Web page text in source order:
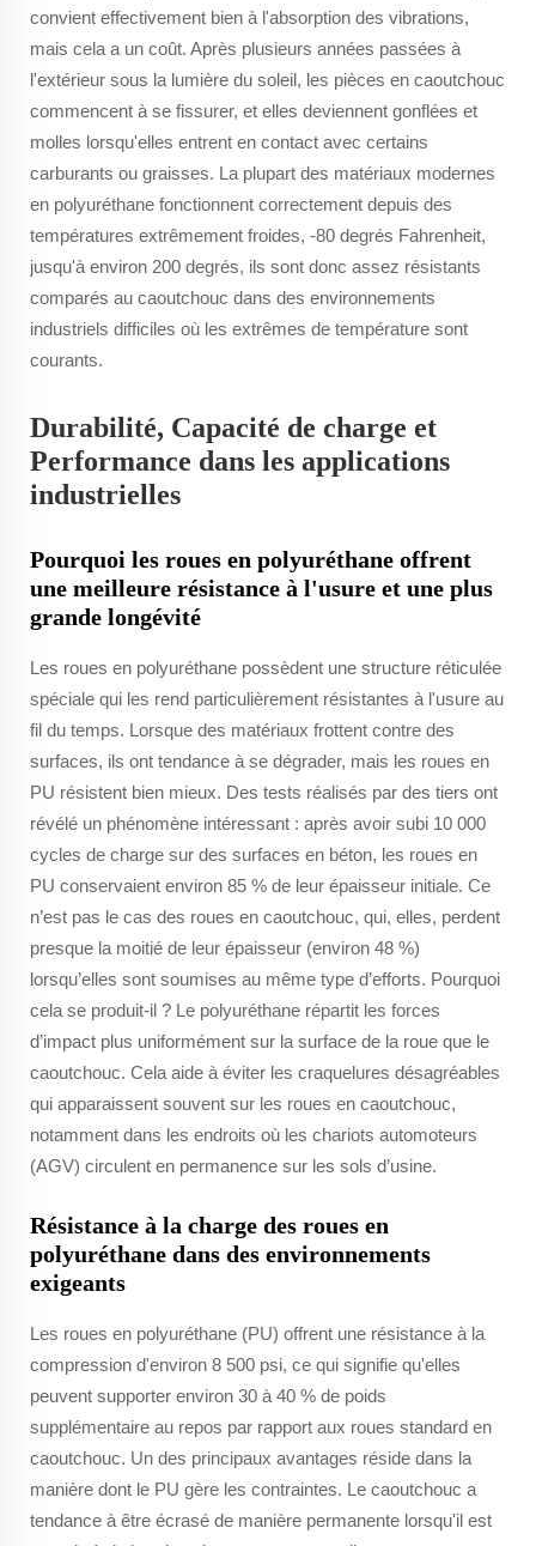
convient effectivement bien à l'absorption des vibrations,
mais cela a un coût. Après plusieurs années passées à
l'extérieur sous la lumière du soleil, les pièces en caoutchouc
commencent à se fissurer, et elles deviennent gonflées et
molles lorsqu'elles entrent en contact avec certains
carburants ou graisses. La plupart des matériaux modernes
en polyuréthane fonctionnent correctement depuis des
températures extrêmement froides, -80 degrés Fahrenheit,
jusqu'à environ 200 degrés, ils sont donc assez résistants
comparés au caoutchouc dans des environnements
industriels difficiles où les extrêmes de température sont
courants.
Durabilité, Capacité de charge et
Performance dans les applications
industrielles
Pourquoi les roues en polyuréthane offrent
une meilleure résistance à l'usure et une plus
grande longévité
Les roues en polyuréthane possèdent une structure réticulée
spéciale qui les rend particulièrement résistantes à l'usure au
fil du temps. Lorsque des matériaux frottent contre des
surfaces, ils ont tendance à se dégrader, mais les roues en
PU résistent bien mieux. Des tests réalisés par des tiers ont
révélé un phénomène intéressant : après avoir subi 10 000
cycles de charge sur des surfaces en béton, les roues en
PU conservaient environ 85 % de leur épaisseur initiale. Ce
n’est pas le cas des roues en caoutchouc, qui, elles, perdent
presque la moitié de leur épaisseur (environ 48 %)
lorsqu’elles sont soumises au même type d’efforts. Pourquoi
cela se produit-il ? Le polyuréthane répartit les forces
d’impact plus uniformément sur la surface de la roue que le
caoutchouc. Cela aide à éviter les craquelures désagréables
qui apparaissent souvent sur les roues en caoutchouc,
notamment dans les endroits où les chariots automoteurs
(AGV) circulent en permanence sur les sols d’usine.
Résistance à la charge des roues en
polyuréthane dans des environnements
exigeants
Les roues en polyuréthane (PU) offrent une résistance à la
compression d'environ 8 500 psi, ce qui signifie qu'elles
peuvent supporter environ 30 à 40 % de poids
supplémentaire au repos par rapport aux roues standard en
caoutchouc. Un des principaux avantages réside dans la
manière dont le PU gère les contraintes. Le caoutchouc a
tendance à être écrasé de manière permanente lorsqu'il est